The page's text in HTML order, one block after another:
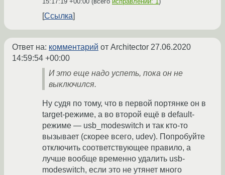
Ссылка
Ответ на: комментарий от Architector 27.06.2020
14:59:54 +00:00
И это еще надо успеть, пока он не
выключился.
Ну судя по тому, что в первой портянке он в
target-режиме, а во второй ещё в default-
режиме — usb_modeswitch и так кто-то
вызывает (скорее всего, udev). Попробуйте
отключить соответствующее правило, а
лучше вообще временно удалить usb-
modeswitch, если это не утянет много